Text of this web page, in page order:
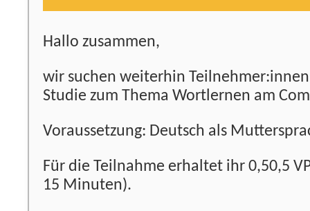
Hallo zusammen,
wir suchen weiterhin
Studie zum Thema Wortlernen am
Voraussetzung: Deutsch als
Für die Teilnahme erhaltet ihr 0,50,5
15 Minuten).